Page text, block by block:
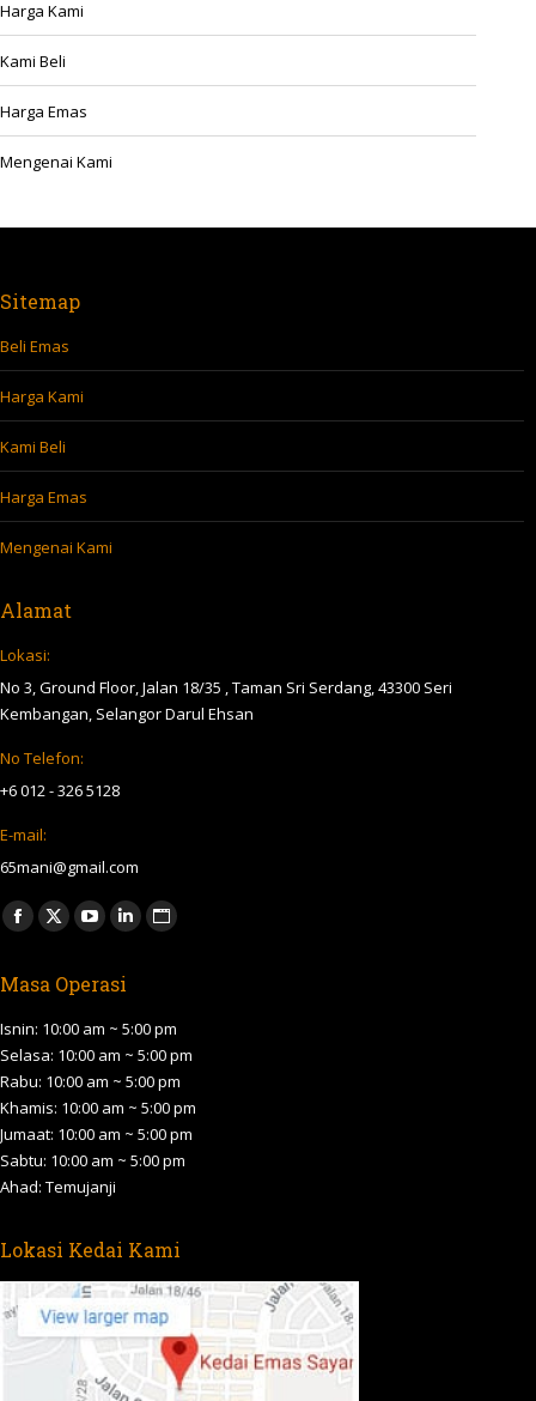
Harga Kami
Kami Beli
Harga Emas
Mengenai Kami
Sitemap
Beli Emas
Harga Kami
Kami Beli
Harga Emas
Mengenai Kami
Alamat
Lokasi:
No 3, Ground Floor, Jalan 18/35 , Taman Sri Serdang, 43300 Seri
Kembangan, Selangor Darul Ehsan
No Telefon:
+6 012 - 326 5128
E-mail:
65mani@gmail.com
Find us on:
Facebook
opens
in
new
window
X
opens
in
new
window
YouTube
opens
in
new
window
Linkedin
opens
in
new
window
Website
in
new
window
Masa Operasi
Isnin: 10:00 am ~ 5:00 pm
Selasa: 10:00 am ~ 5:00 pm
Rabu: 10:00 am ~ 5:00 pm
Khamis: 10:00 am ~ 5:00 pm
Jumaat: 10:00 am ~ 5:00 pm
Sabtu: 10:00 am ~ 5:00 pm
Ahad: Temujanji
Lokasi Kedai Kami